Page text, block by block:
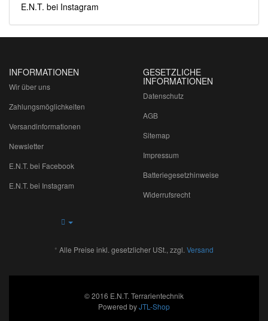
E.N.T. bei Instagram
INFORMATIONEN
Wir über uns
Zahlungsmöglichkeiten
Versandinformationen
Newsletter
E.N.T. bei Facebook
E.N.T. bei Instagram
GESETZLICHE
INFORMATIONEN
Datenschutz
AGB
Sitemap
Impressum
Batteriegesetzhinweise
Widerrufsrecht
* Alle Preise inkl. gesetzlicher USt., zzgl. Versand
© 2016 E.N.T. Terrarientechnik
Powered byJTL-Shop